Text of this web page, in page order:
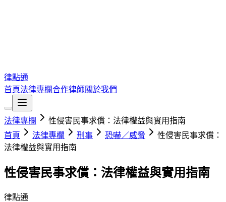
律點通
首頁法律專欄合作律師關於我們
法律專欄
性侵害民事求償：法律權益與實用指南
首頁
法律專欄 刑事 恐嚇／威脅
性侵害民事求償：
法律權益與實用指南
性侵害民事求償：法律權益與實用指南
律點通